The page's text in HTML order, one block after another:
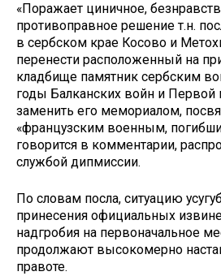
«Поражает циничное,
противоправное решение т.н.
в сербском крае Косово и
перенести расположенный на
кладбище памятник сербским
годы Балканских войн и
заменить его мемориалом,
«французским военным,
говорится в комментарии,
службой дипмиссии.
По словам посла, ситуацию
принесения официальных
надгробия на первоначальное
продолжают высокомерно
правоте.